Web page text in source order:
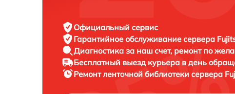
Официальный сервис
Гарантийное обслуживание сервера
Диагностика за наш счет, ремонт по
Бесплатный выезд курьера в день
Ремонт ленточной библиотеки сервера